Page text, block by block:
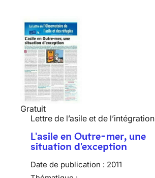
Gratuit
Lettre de l’asile et de l’intégration
L'asile en Outre-mer, une
situation d'exception
Date de publication : 2011